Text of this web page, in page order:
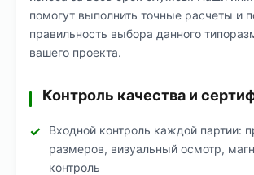
помогут выполнить точные расчеты и
правильность выбора данного
вашего проекта.
Контроль качества и
Входной контроль каждой партии:
размеров, визуальный осмотр,
контроль